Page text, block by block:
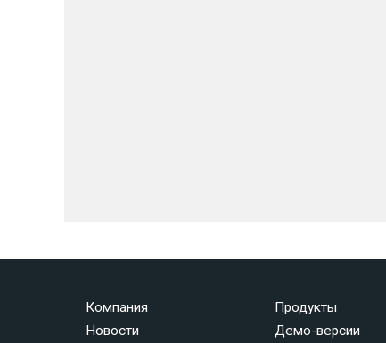
Компания
Новости
Продукты
Демо-версии